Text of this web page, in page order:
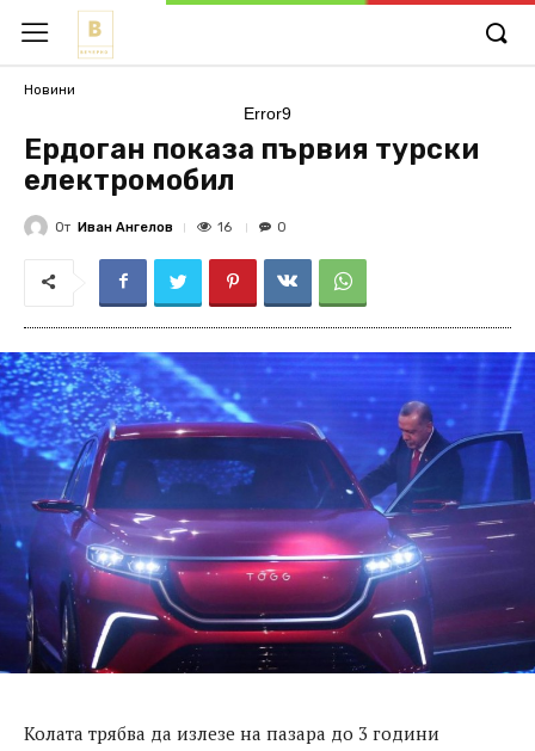
Новини
Error9
Ердоган показа първия турски
електромобил
От Иван Ангелов 16 0
Колата трябва да излезе на пазара до 3 години